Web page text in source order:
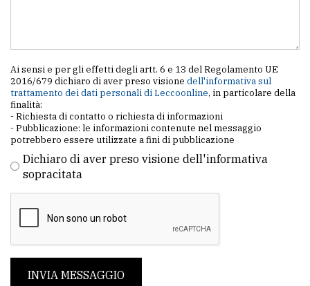
Ai sensi e per gli effetti degli artt. 6 e 13 del Regolamento UE
2016/679 dichiaro di aver preso visione dell'informativa sul
trattamento dei dati personali di Leccoonline, in particolare della
finalità:
- Richiesta di contatto o richiesta di informazioni
- Pubblicazione: le informazioni contenute nel messaggio
potrebbero essere utilizzate a fini di pubblicazione
Dichiaro di aver preso visione dell'informativa
sopracitata
INVIA MESSAGGIO